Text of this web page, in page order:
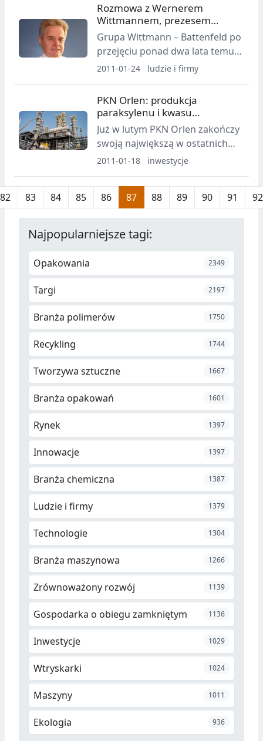
rezultat jeśli idzie o import
Rozmowa z Wernerem
Wittmannem, prezesem
Wittmann - Battenfeld
Grupa Wittmann – Battenfeld po
przejęciu ponad dwa lata temu
austriackiego producenta
urządzeń peryferyjnych oraz
wtryskarek dla przemysłu
tworzyw sztucznych. Poniżej
rozmowa ze stojącym na jej
czele Wernerem Wittmannem.
2011-01-24 ludzie i firmy
PKN Orlen: produkcja
paraksylenu i kwasu
tereftalowego od lutego
Już w lutym PKN Orlen zakończy
swoją największą w ostatnich
latach inwestycję w segmencie
2011-01-18 inwestycje
82 83 84 85 86 87 88 89 90 91 92
Najpopularniejsze tagi:
Opakowania 2349
Targi 2197
Branża polimerów 1750
Recykling 1744
Tworzywa sztuczne 1667
Branża opakowań 1601
Rynek 1397
Innowacje 1397
Branża chemiczna 1387
Ludzie i firmy 1379
Technologie 1304
Branża maszynowa 1266
Zrównoważony rozwój 1139
Gospodarka o obiegu zamkniętym 1136
Inwestycje 1029
Wtryskarki 1024
Maszyny 1011
Ekologia 936